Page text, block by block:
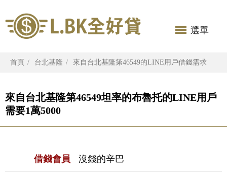
選單
首頁 台北基隆 來自台北基隆第46549的LINE用戶借錢需求
來自台北基隆第46549坦率的布魯托的LINE用戶
需要1萬5000
借錢會員 沒錢的辛巴